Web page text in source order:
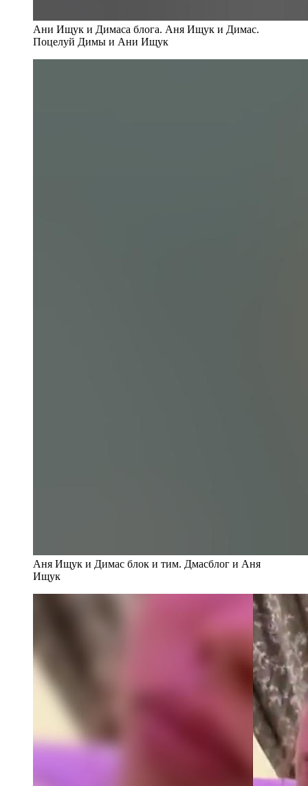
Ани Ищук и Димаса блога. Аня Ищук и Димас.
Поцелуй Димы и Ани Ищук
Аня Ищук и Димас блок и тим. Дмасблог и Аня
Ищук